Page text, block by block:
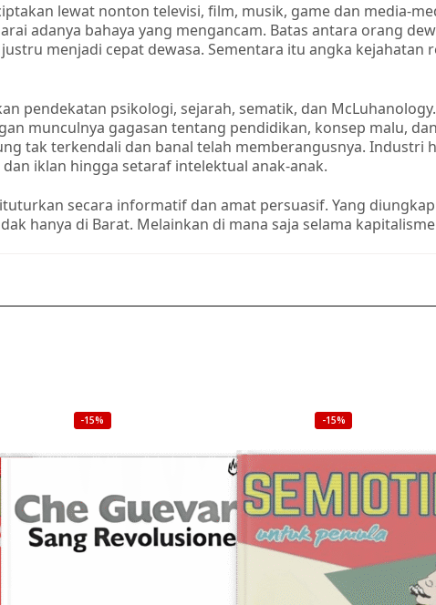
lewat nonton televisi, film, musik, game dan media-
adanya bahaya yang mengancam. Batas antara orang
menjadi cepat dewasa. Sementara itu angka
pendekatan psikologi, sejarah, sematik, dan
munculnya gagasan tentang pendidikan, konsep malu,
tak terkendali dan banal telah memberangusnya.
iklan hingga setaraf intelektual anak-anak.
secara informatif dan amat persuasif. Yang
hanya di Barat. Melainkan di mana saja selama
-15% -15%